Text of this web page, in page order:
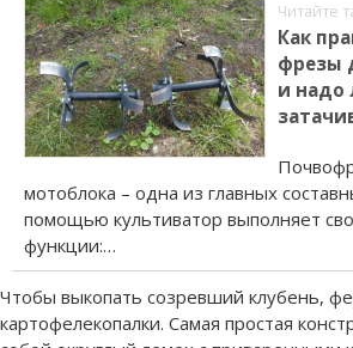
Читайте
Как
фрезы
и надо
мотоблока – одна из главных
помощью культиватор выполняет
функции:…
Чтобы выкопать созревший клубень,
картофелекопалки. Самая простая